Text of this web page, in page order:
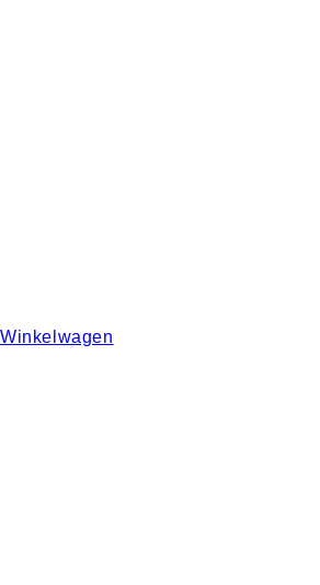
Winkelwagen